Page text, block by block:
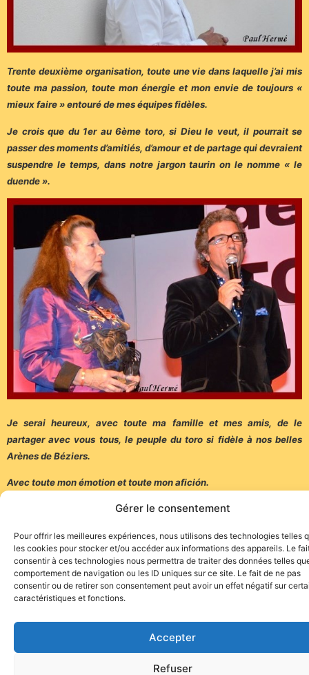
Gérer le consentement
Pour offrir les meilleures expériences, nous utilisons des technologies telles
les cookies pour stocker et/ou accéder aux informations des appareils. Le
consentir à ces technologies nous permettra de traiter des données telles
comportement de navigation ou les ID uniques sur ce site. Le fait de ne pas
consentir ou de retirer son consentement peut avoir un effet négatif sur
caractéristiques et fonctions.
Accepter
Refuser
Trente deuxième organisation, toute une vie dans laquelle j’ai mis
toute ma passion, toute mon énergie et mon envie de toujours «
mieux faire » entouré de mes équipes fidèles.
Je crois que du 1er au 6ème toro, si Dieu le veut, il pourrait se
passer des moments d’amitiés, d’amour et de partage qui devraient
suspendre le temps, dans notre jargon taurin on le nomme « le
duende ».
Je serai heureux, avec toute ma famille et mes amis, de le
partager avec vous tous, le peuple du toro si fidèle à nos belles
Arènes de Béziers.
Avec toute mon émotion et toute mon afición.
Site de l'association TOROFIESTA